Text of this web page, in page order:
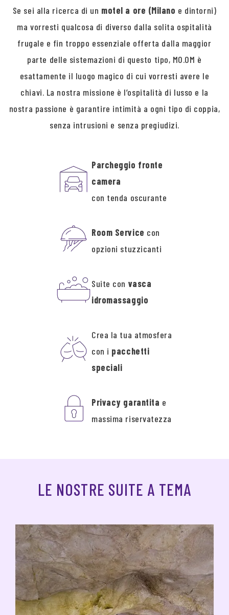
Se sei alla ricerca di un motel a ore (Milano e dintorni)
ma vorresti qualcosa di diverso dalla solita ospitalità
frugale e fin troppo essenziale offerta dalla maggior
parte delle sistemazioni di questo tipo, MO.OM è
esattamente il luogo magico di cui vorresti avere le
chiavi. La nostra missione è l’ospitalità di lusso e la
nostra passione è garantire intimità a ogni tipo di coppia,
senza intrusioni e senza pregiudizi.
Parcheggio fronte
camera
con tenda oscurante
Room Service con
opzioni stuzzicanti
Suite con vasca
idromassaggio
Crea la tua atmosfera
con i pacchetti
speciali
Privacy garantita e
massima riservatezza
LE NOSTRE SUITE A TEMA